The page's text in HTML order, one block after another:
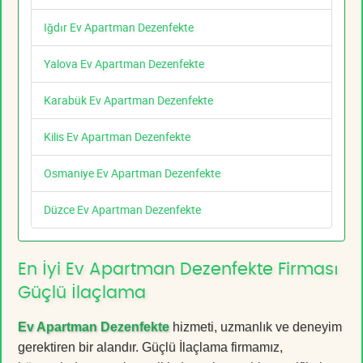
Iğdır Ev Apartman Dezenfekte
Yalova Ev Apartman Dezenfekte
Karabük Ev Apartman Dezenfekte
Kilis Ev Apartman Dezenfekte
Osmaniye Ev Apartman Dezenfekte
Düzce Ev Apartman Dezenfekte
En İyi Ev Apartman Dezenfekte Firması
Güçlü İlaçlama
Ev Apartman Dezenfektehizmeti, uzmanlık ve deneyim
gerektiren bir alandır. Güçlü İlaçlama firmamız,